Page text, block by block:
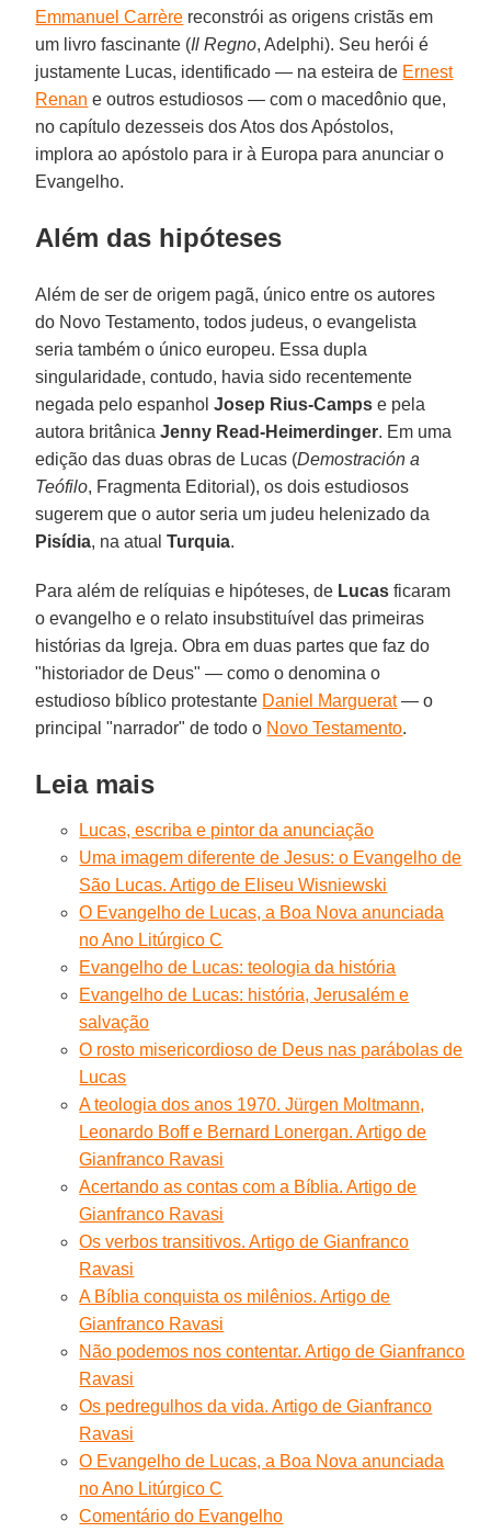
Emmanuel Carrère reconstrói as origens cristãs em
um livro fascinante (Il Regno, Adelphi). Seu herói é
justamente Lucas, identificado — na esteira de Ernest
Renan e outros estudiosos — com o macedônio que,
no capítulo dezesseis dos Atos dos Apóstolos,
implora ao apóstolo para ir à Europa para anunciar o
Evangelho.
Além das hipóteses
Além de ser de origem pagã, único entre os autores
do Novo Testamento, todos judeus, o evangelista
seria também o único europeu. Essa dupla
singularidade, contudo, havia sido recentemente
negada pelo espanholJosep Rius-Camps e pela
autora britânicaJenny Read-Heimerdinger. Em uma
edição das duas obras de Lucas (Demostración a
Teófilo, Fragmenta Editorial), os dois estudiosos
sugerem que o autor seria um judeu helenizado da
Pisídia, na atualTurquia.
Para além de relíquias e hipóteses, de Lucas ficaram
o evangelho e o relato insubstituível das primeiras
histórias da Igreja. Obra em duas partes que faz do
"historiador de Deus" — como o denomina o
estudioso bíblico protestante Daniel Marguerat— o
principal "narrador" de todo o Novo Testamento.
Leia mais
Lucas, escriba e pintor da anunciação
Uma imagem diferente de Jesus: o Evangelho de
São Lucas. Artigo de Eliseu Wisniewski
O Evangelho de Lucas, a Boa Nova anunciada
no Ano Litúrgico C
Evangelho de Lucas: teologia da história
Evangelho de Lucas: história, Jerusalém e
salvação
O rosto misericordioso de Deus nas parábolas de
Lucas
A teologia dos anos 1970. Jürgen Moltmann,
Leonardo Boff e Bernard Lonergan. Artigo de
Gianfranco Ravasi
Acertando as contas com a Bíblia. Artigo de
Gianfranco Ravasi
Os verbos transitivos. Artigo de Gianfranco
Ravasi
A Bíblia conquista os milênios. Artigo de
Gianfranco Ravasi
Não podemos nos contentar. Artigo de Gianfranco
Ravasi
Os pedregulhos da vida. Artigo de Gianfranco
Ravasi
O Evangelho de Lucas, a Boa Nova anunciada
no Ano Litúrgico C
Comentário do Evangelho